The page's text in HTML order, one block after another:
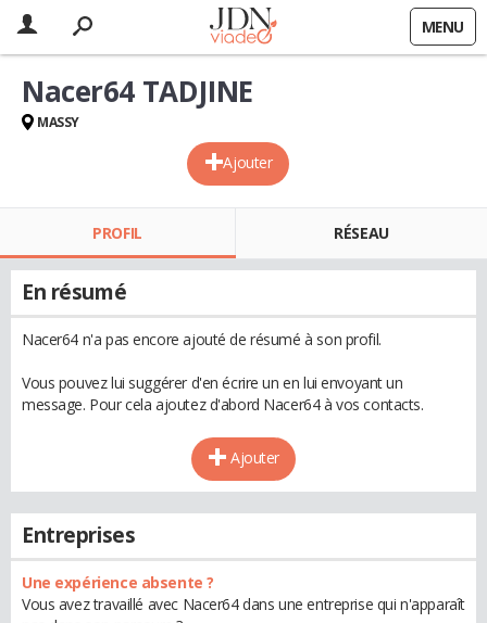
MENU
Ajouter
Nacer64 TADJINE
MASSY
PROFIL RÉSEAU
En résumé
Nacer64 n'a pas encore ajouté de résumé à son profil.
Vous pouvez lui suggérer d'en écrire un en lui envoyant un
message. Pour cela ajoutez d'abord Nacer64 à vos contacts.
Ajouter
Entreprises
Une expérience absente ?
Vous avez travaillé avec Nacer64 dans une entreprise qui n'apparaît